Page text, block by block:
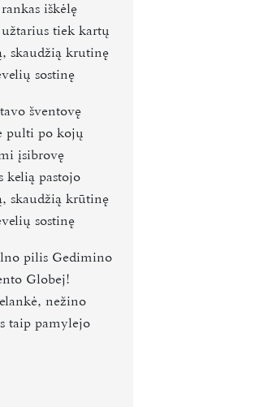
iškėlę
tiek kartų
skaudžią krutinę
sostinę
šventovę
pulti po kojų
įsibrovę
kelią pastojo
skaudžią krūtinę
sostinę
pilis Gedimino
Globej!
nežino
taip pamylejo